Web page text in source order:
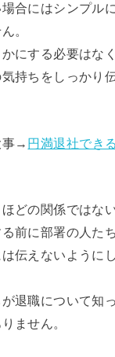
合にはシンプル
。
にする必要はな
持ちをしっかり
事→ 円満退社でき
どの関係ではな
前に部署の人た
伝えないように
退職について知
ません。